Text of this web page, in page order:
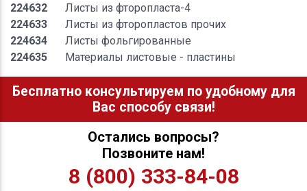
224632
Листы из фторопласта-4
224633
Листы из фторопластов прочих
224634
Листы фольгированные
224635
Материалы листовые - пластины
Бесплатно консультируем по удобному для
Вас способу связи!
Остались вопросы?
Позвоните нам!
8 (800) 333-84-08